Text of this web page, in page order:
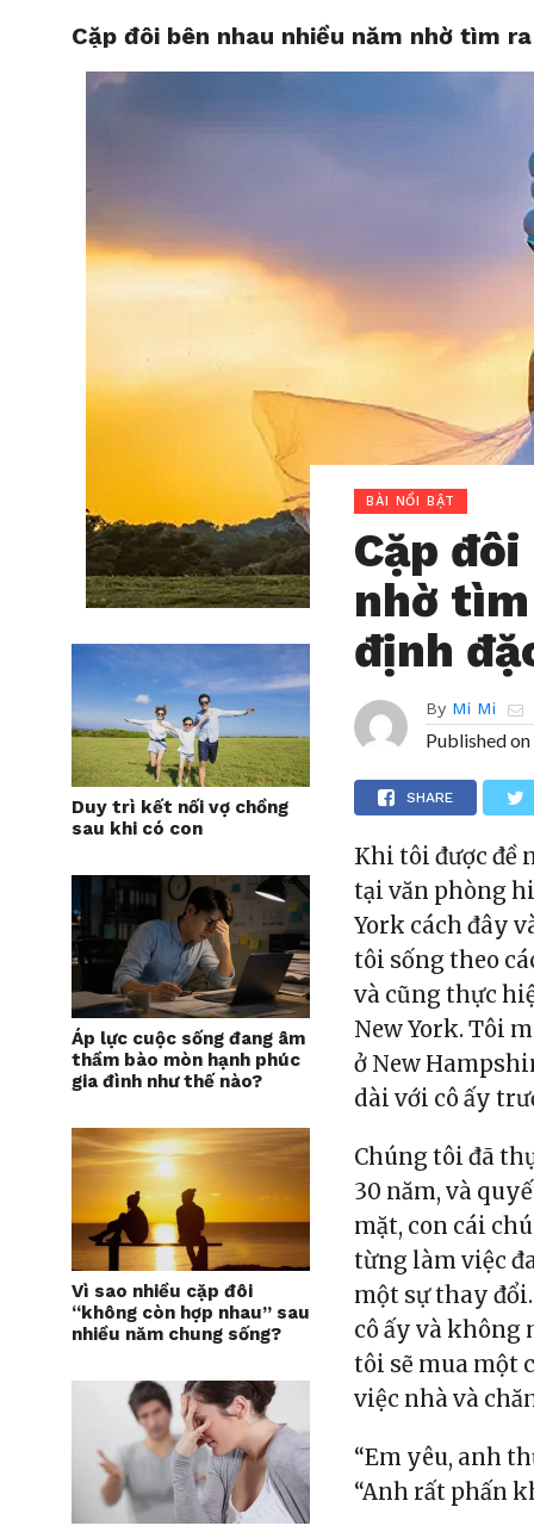
HOME
Cặp đôi bên nhau nhiều năm nhờ tìm
Duy trì kết nối vợ chồng
sau khi có con
Áp lực cuộc sống đang âm
thầm bào mòn hạnh phúc
gia đình như thế nào?
Vì sao nhiều cặp đôi
“không còn hợp nhau” sau
nhiều năm chung sống?
BÀI NỔI BẬT
Cặp
nhờ
định
By Mi Mi
Published on
SHARE
Khi tôi được đề
tại văn phòng
York cách đây
tôi sống theo
và cũng thực
New York. Tôi
ở New
dài với cô ấy
Chúng tôi đã
30 năm, và
mặt, con cái
từng làm việc
một sự thay
cô ấy và không
tôi sẽ mua một
việc nhà và
“Em yêu, anh
“Anh rất phấn